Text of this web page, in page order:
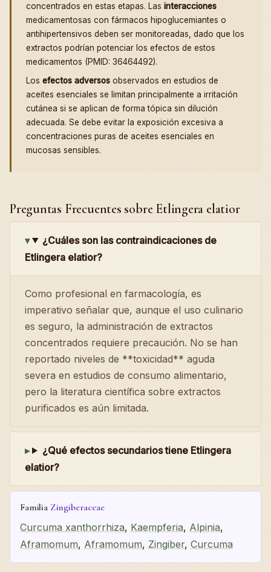
concentrados en estas etapas. Las interacciones
medicamentosas con fármacos hipoglucemiantes o
antihipertensivos deben ser monitoreadas, dado que los
extractos podrían potenciar los efectos de estos
medicamentos (PMID: 36464492).
Los efectos adversos observados en estudios de
aceites esenciales se limitan principalmente a irritación
cutánea si se aplican de forma tópica sin dilución
adecuada. Se debe evitar la exposición excesiva a
concentraciones puras de aceites esenciales en
mucosas sensibles.
Preguntas Frecuentes sobre Etlingera elatior
¿Cuáles son las contraindicaciones de
Etlingera elatior?
Como profesional en farmacología, es
imperativo señalar que, aunque el uso culinario
es seguro, la administración de extractos
concentrados requiere precaución. No se han
reportado niveles de **toxicidad** aguda
severa en estudios de consumo alimentario,
pero la literatura científica sobre extractos
purificados es aún limitada.
¿Qué efectos secundarios tiene Etlingera
elatior?
Familia Zingiberaceae
Curcuma xanthorrhiza, Kaempferia, Alpinia,
Aframomum, Aframomum, Zingiber, Curcuma